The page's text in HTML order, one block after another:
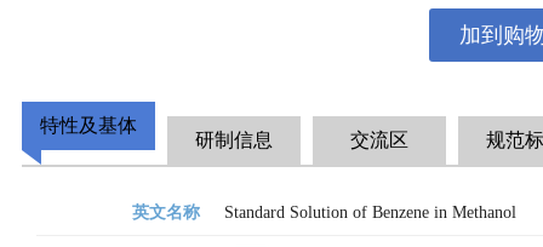
加到购
特性及基体
研制信息 交流区 规范
英文名称 Standard Solution of Benzene in Methanol